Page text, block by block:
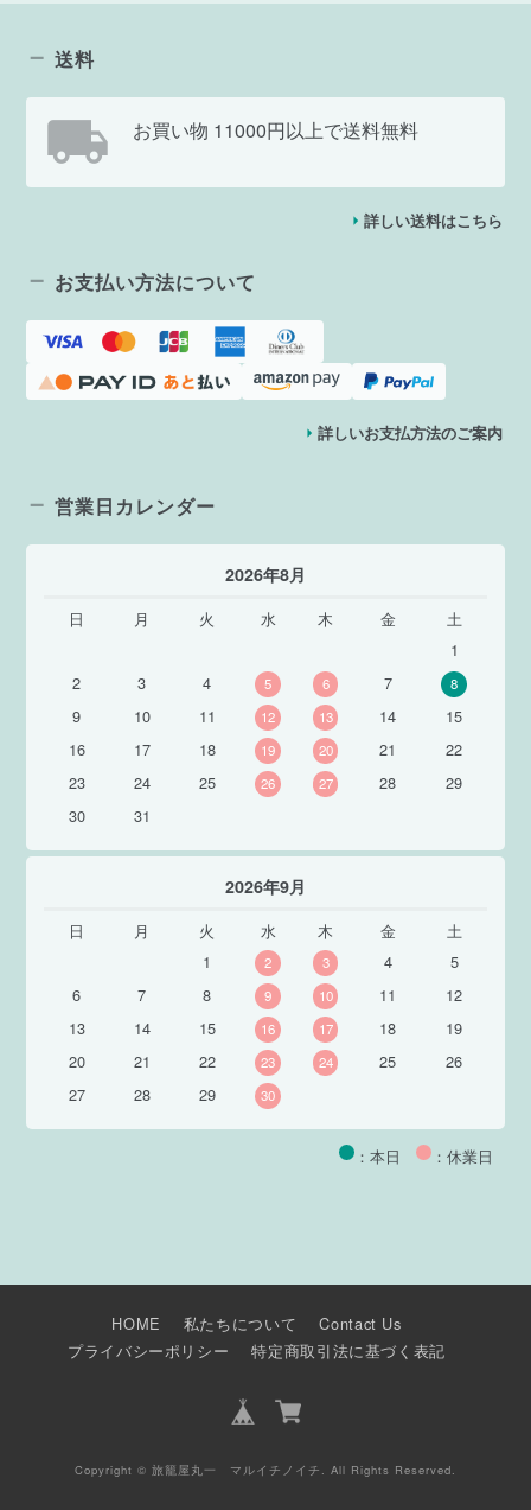
送料
お買い物 11000円以上で送料無料
詳しい送料はこちら
お支払い方法について
詳しいお支払方法のご案内
営業日カレンダー
2026年8月
日 月 火 水 木 金
土
1
2
3 4 5 6 7 8
9 10 11 12 13 14
15
16
17 18 19 20 21
22
23
24 25 26 27 28
29
30
31
2026年9月
日 月 火 水 木 金
土
1
2 3 4
5
6
7 8 9 10 11
12
13
14 15 16 17 18
19
20
21 22 23 24 25
26
27
28 29 30
：本日 ：休業日
HOME 私たちについて
Contact Us
プライバシーポリシー
特定商取引法に基づく表記
Copyright © 旅籠屋丸一 マルイチノイチ. All Rights Reserved.